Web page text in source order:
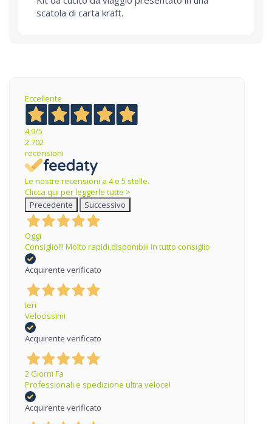
scatola di carta kraft.
Eccellente
4,9/5
2.702
recensioni
Le nostre recensioni a 4 e 5 stelle.
Clicca qui per leggerle tutte >
Precedente
Successivo
Oggi
Consiglio!!! Molto rapidi,disponibili in tutto consiglio
Acquirente verificato
Ieri
Velocissimi
Acquirente verificato
2 Giorni Fa
Professionali e spedizione ultra veloce!
Acquirente verificato